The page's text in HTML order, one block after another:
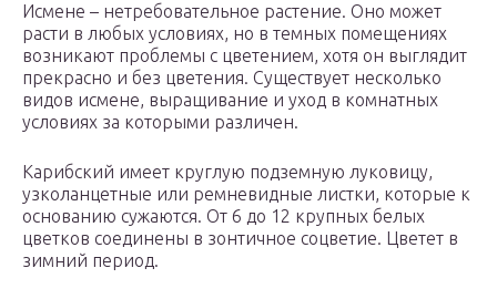
Исмене – нетребовательное растение. Оно может
расти в любых условиях, но в темных помещениях
возникают проблемы с цветением, хотя он выглядит
прекрасно и без цветения. Существует несколько
видов исмене, выращивание и уход в комнатных
условиях за которыми различен.
Карибский имеет круглую подземную луковицу,
узколанцетные или ремневидные листки, которые к
основанию сужаются. От 6 до 12 крупных белых
цветков соединены в зонтичное соцветие. Цветет в
зимний период.